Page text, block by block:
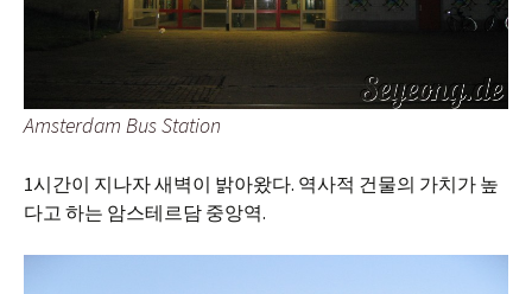
Amsterdam Bus Station
1시간이 지나자 새벽이 밝아왔다. 역사적 건물의 가치가 높
다고 하는 암스테르담 중앙역.